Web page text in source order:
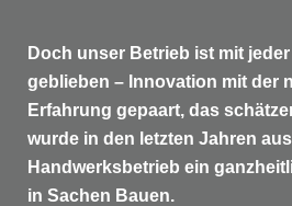
Doch unser Betrieb ist mit
geblieben – Innovation mit der
Erfahrung gepaart, das
wurde in den letzten Jahren
Handwerksbetrieb ein
in Sachen Bauen.